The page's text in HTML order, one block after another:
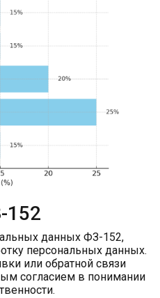
152
данных ФЗ-152,
персональных данных.
или обратной связи
согласием в понимании